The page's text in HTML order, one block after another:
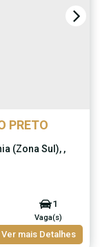
PRETO
(Zona Sul) ,
1
Vaga(s)
Ver mais Detalhes